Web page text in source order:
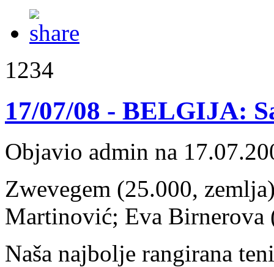
1234
17/07/08 - BELGIJA:
Objavio admin na
Zwevegem (25.000,
Martinović; Eva Birnerova
Naša najbolje rangirana